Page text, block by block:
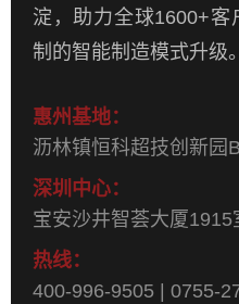
淀，助力全球1600+
制的智能制造模式升级。
惠州基地：
沥林镇恒科超技创新园
深圳中心：
宝安沙井智荟大厦1915
热线：
400-996-9505 | 0755-